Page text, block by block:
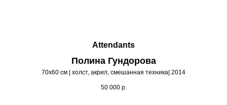
Attendants
Полина Гундорова
70х60 см | холст, акрил, смешанная техника| 2014
50 000 р.